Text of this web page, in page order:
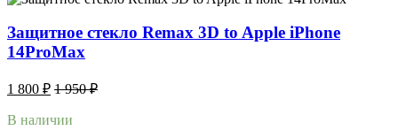
Защитное стекло Remax 3D to Apple iPhone
14ProMax
1 800 ₽ 1 950₽
В наличии